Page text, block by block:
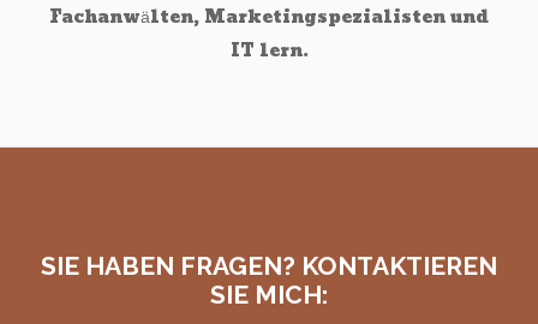
Fachanwälten, Marketingspezialisten und
IT lern.
SIE HABEN FRAGEN? KONTAKTIEREN
SIE MICH: